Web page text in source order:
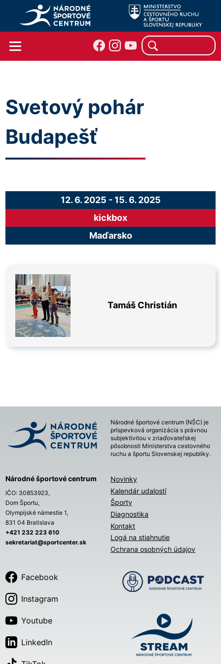
Svetový pohár
Budapešť
12. 6. 2025 - 15. 6. 2025
kickbox
Maďarsko
Tamáš Christián
Národné športové centrum (NŠC) je
príspevková organizácia s právnou
subjektivitou v zriaďovateľskej
pôsobnosti Ministerstva cestovného
ruchu a športu Slovenskej republiky.
Národné športové centrum
IČO: 30853923,
Dom Športu,
Olympijské námestie 1,
831 04 Bratislava
+421 232 223 610
sekretariat@sportcenter.sk
Novinky
Kalendár udalostí
Športy
Diagnostika
Kontakt
Logá na stiahnutie
Ochrana osobných údajov
Facebook
Instagram
Youtube
LinkedIn